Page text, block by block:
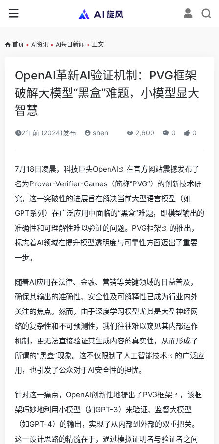
首页 • AI资讯 • AI每日新闻 • 正文
OpenAI革新AI验证机制：PVG框架
破解大模型“黑盒”难题，小模型显大
智慧
2年前 (2024)发布 shen 2,600 0 0
7月18日凌晨，科技巨头OpenAI
在官方网站震撼发布了
名为Prover-Verifier-Games（简称“PVG”）的创新技术研
究，这一突破性的进展旨在解决当前大型语言模型（如
GPT系列）在广泛应用中面临的“黑盒”难题，即模型输出的
准确性和可理解性难以验证的问题。 PVG框架
的推出，
标志着AI领域在提升模型透明度与可靠性方面迈出了重要
一步。
随着AI应用在法律、金融、营销等关键领域的日益普及，
确保其输出的准确性、安全性及可解释性已成为行业内外
关注的焦点。然而，由于深度学习模型尤其是大型神经网
络的复杂性和不可预测性，我们往往难以窥见其内部运作
机制，更无法直接验证其生成内容的真实性，从而形成了
所谓的“黑盒”现象。这不仅限制了人工智能技术
的广泛应
用，也引发了公众对于AI安全性的担忧。
针对这一痛点，OpenAI创新性地提出了PVG框架
，该框
架巧妙地利用小模型（如GPT-3）来验证、监督大模型
（如GPT-4）的输出，实现了从内部到外部的双重把关。
这一设计思路的精髓在于，通过模拟证明者与验证者之间